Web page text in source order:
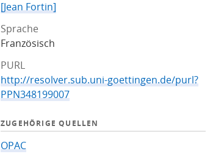
[Jean Fortin]
Sprache
Französisch
PURL
http://resolver.sub.uni-goettingen.de/purl?
PPN348199007
ZUGEHÖRIGE QUELLEN
OPAC